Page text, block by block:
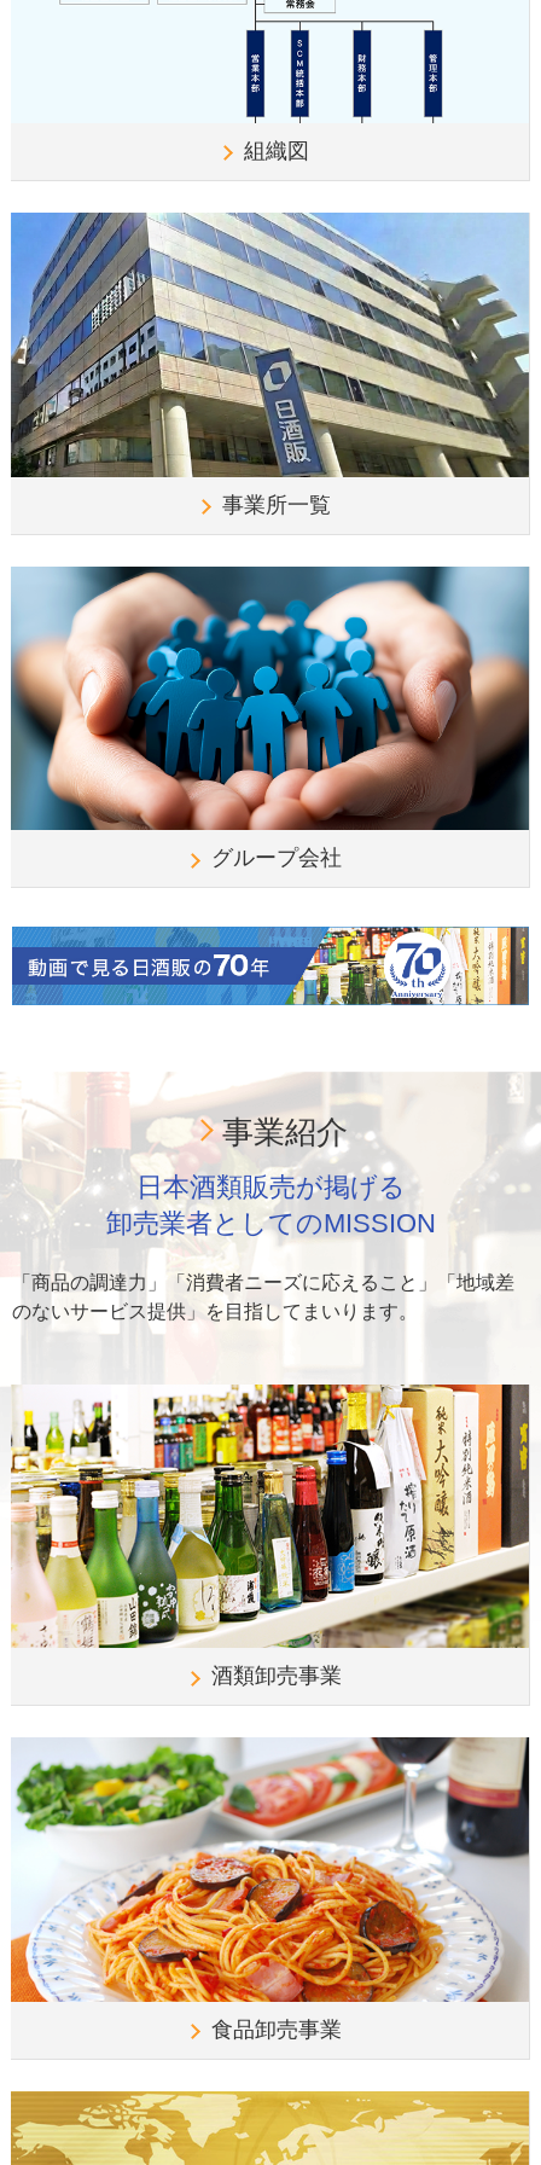
組織図
事業所一覧
グループ会社
事業紹介
日本酒類販売が掲げる
卸売業者としてのMISSION
「商品の調達力」「消費者ニーズに応えること」「地域差
のないサービス提供」を目指してまいります。
酒類卸売事業
食品卸売事業